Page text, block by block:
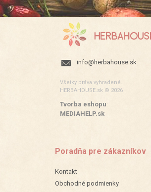
info@herbahouse.sk
Všetky práva vyhradené.
HERBAHOUSE.sk © 2026
Tvorba eshopu:
MEDIAHELP.sk
Poradňa pre zákazníkov
Kontakt
Obchodné podmienky